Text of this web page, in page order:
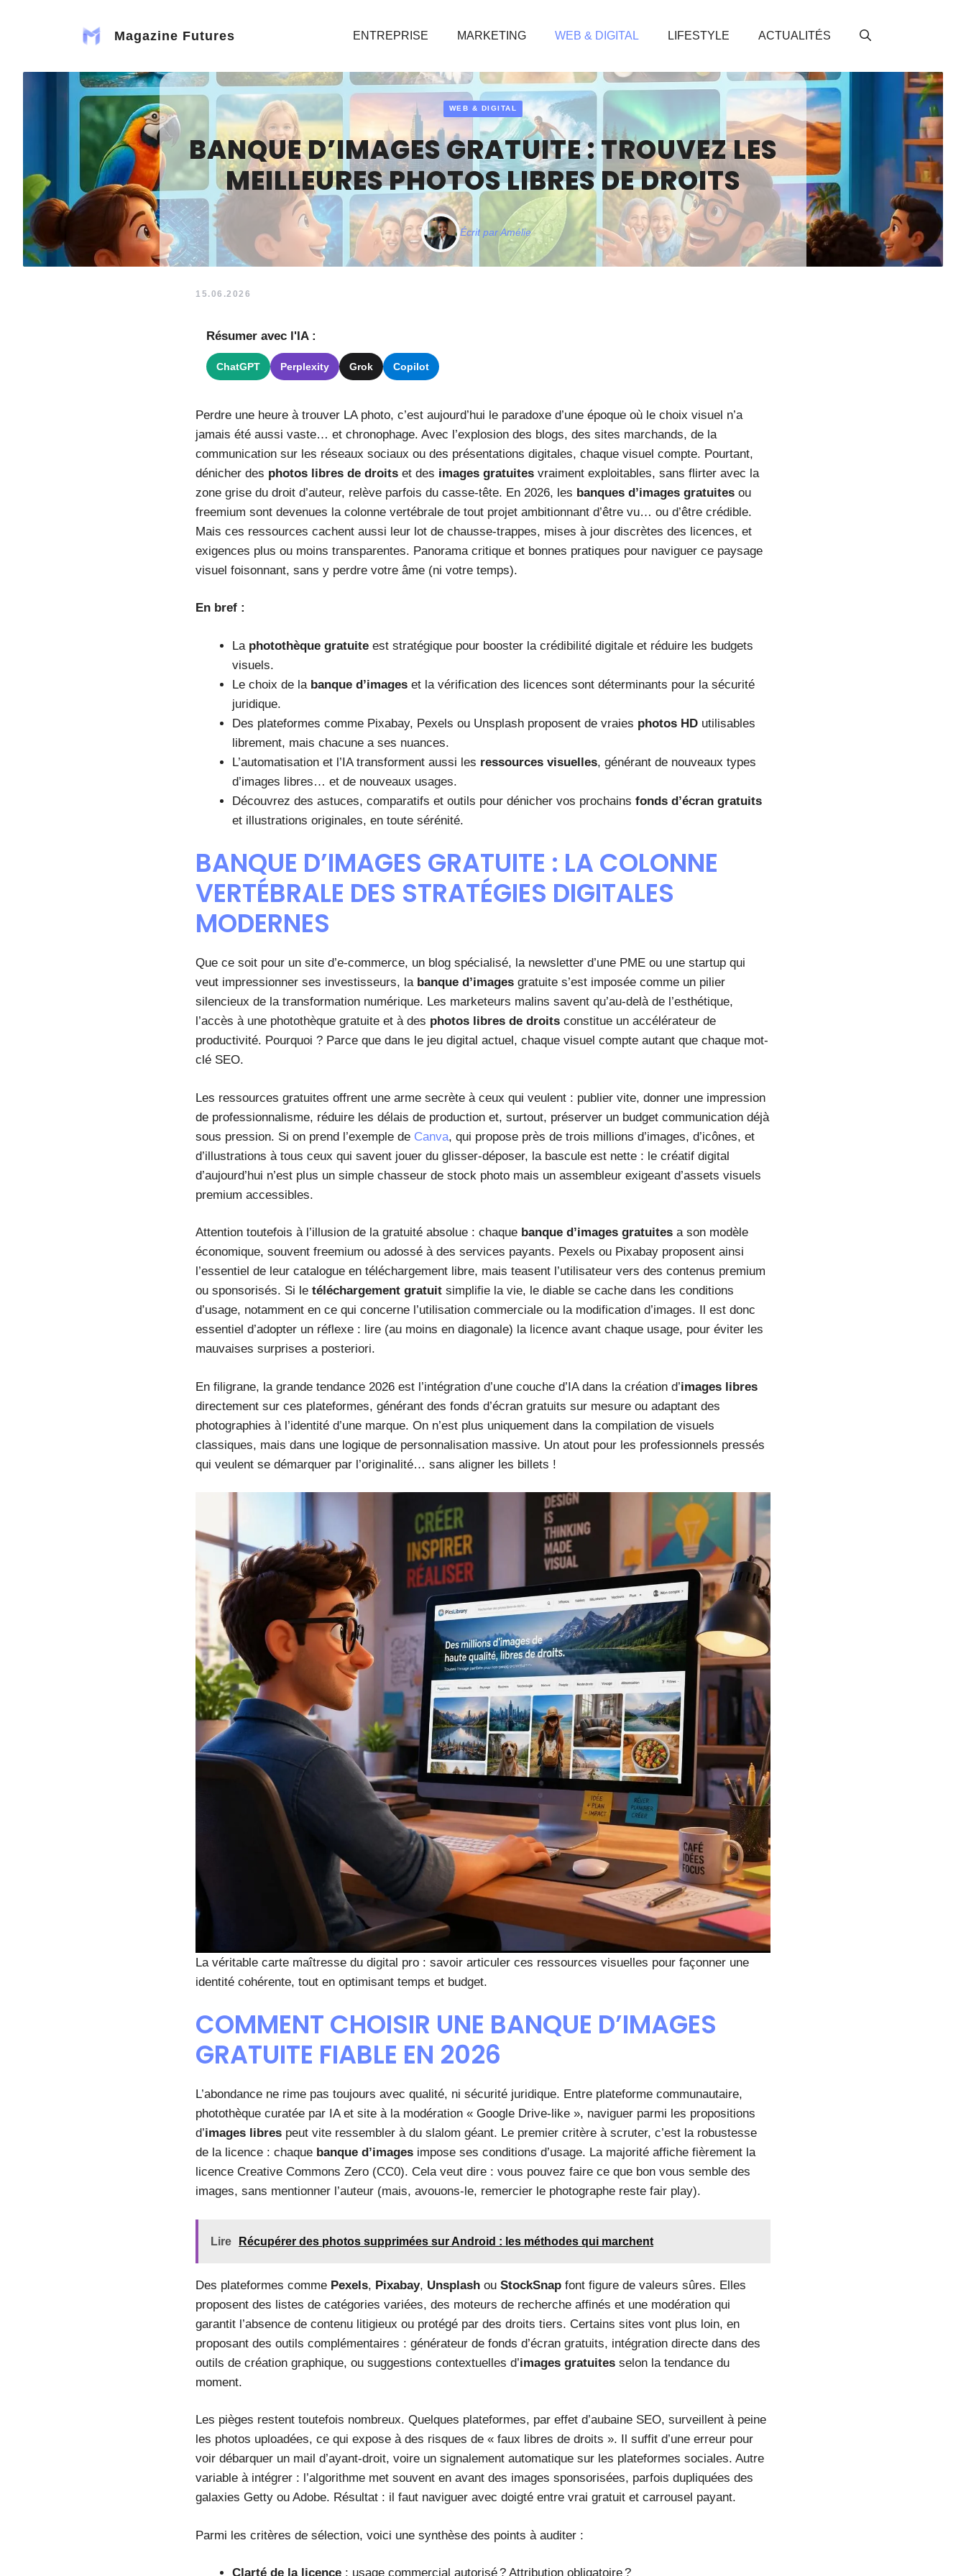
Magazine Futures ENTREPRISE MARKETING WEB & DIGITAL LIFESTYLE ACTUALITÉS
WEB & DIGITAL
BANQUE D’IMAGES GRATUITE : TROUVEZ LES
MEILLEURES PHOTOS LIBRES DE DROITS
Écrit parAmélie
15.06.2026
Résumer avec l'IA :
ChatGPT Perplexity Grok Copilot
Perdre une heure à trouver LA photo, c’est aujourd’hui le paradoxe d’une époque où le choix visuel n’a
jamais été aussi vaste… et chronophage. Avec l’explosion des blogs, des sites marchands, de la
communication sur les réseaux sociaux ou des présentations digitales, chaque visuel compte. Pourtant,
dénicher des photos libres de droits et des images gratuites vraiment exploitables, sans flirter avec la
zone grise du droit d’auteur, relève parfois du casse-tête. En 2026, les banques d’images gratuites ou
freemium sont devenues la colonne vertébrale de tout projet ambitionnant d’être vu… ou d’être crédible.
Mais ces ressources cachent aussi leur lot de chausse-trappes, mises à jour discrètes des licences, et
exigences plus ou moins transparentes. Panorama critique et bonnes pratiques pour naviguer ce paysage
visuel foisonnant, sans y perdre votre âme (ni votre temps).
En bref :
La photothèque gratuite est stratégique pour booster la crédibilité digitale et réduire les budgets
visuels.
Le choix de la banque d’images et la vérification des licences sont déterminants pour la sécurité
juridique.
Des plateformes comme Pixabay, Pexels ou Unsplash proposent de vraies photos HD utilisables
librement, mais chacune a ses nuances.
L’automatisation et l’IA transforment aussi les ressources visuelles, générant de nouveaux types
d’images libres… et de nouveaux usages.
Découvrez des astuces, comparatifs et outils pour dénicher vos prochains fonds d’écran gratuits
et illustrations originales, en toute sérénité.
BANQUE D’IMAGES GRATUITE : LA COLONNE
VERTÉBRALE DES STRATÉGIES DIGITALES
MODERNES
Que ce soit pour un site d’e-commerce, un blog spécialisé, la newsletter d’une PME ou une startup qui
veut impressionner ses investisseurs, la banque d’images gratuite s’est imposée comme un pilier
silencieux de la transformation numérique. Les marketeurs malins savent qu’au-delà de l’esthétique,
l’accès à une photothèque gratuite et à des photos libres de droits constitue un accélérateur de
productivité. Pourquoi ? Parce que dans le jeu digital actuel, chaque visuel compte autant que chaque mot-
clé SEO.
Les ressources gratuites offrent une arme secrète à ceux qui veulent : publier vite, donner une impression
de professionnalisme, réduire les délais de production et, surtout, préserver un budget communication déjà
sous pression. Si on prend l’exemple de Canva, qui propose près de trois millions d’images, d’icônes, et
d’illustrations à tous ceux qui savent jouer du glisser-déposer, la bascule est nette : le créatif digital
d’aujourd’hui n’est plus un simple chasseur de stock photo mais un assembleur exigeant d’assets visuels
premium accessibles.
Attention toutefois à l’illusion de la gratuité absolue : chaque banque d’images gratuites a son modèle
économique, souvent freemium ou adossé à des services payants. Pexels ou Pixabay proposent ainsi
l’essentiel de leur catalogue en téléchargement libre, mais teasent l’utilisateur vers des contenus premium
ou sponsorisés. Si le téléchargement gratuit simplifie la vie, le diable se cache dans les conditions
d’usage, notamment en ce qui concerne l’utilisation commerciale ou la modification d’images. Il est donc
essentiel d’adopter un réflexe : lire (au moins en diagonale) la licence avant chaque usage, pour éviter les
mauvaises surprises a posteriori.
En filigrane, la grande tendance 2026 est l’intégration d’une couche d’IA dans la création d’images libres
directement sur ces plateformes, générant des fonds d’écran gratuits sur mesure ou adaptant des
photographies à l’identité d’une marque. On n’est plus uniquement dans la compilation de visuels
classiques, mais dans une logique de personnalisation massive. Un atout pour les professionnels pressés
qui veulent se démarquer par l’originalité… sans aligner les billets !
La véritable carte maîtresse du digital pro : savoir articuler ces ressources visuelles pour façonner une
identité cohérente, tout en optimisant temps et budget.
COMMENT CHOISIR UNE BANQUE D’IMAGES
GRATUITE FIABLE EN 2026
L’abondance ne rime pas toujours avec qualité, ni sécurité juridique. Entre plateforme communautaire,
photothèque curatée par IA et site à la modération « Google Drive-like », naviguer parmi les propositions
d’images libres peut vite ressembler à du slalom géant. Le premier critère à scruter, c’est la robustesse
de la licence : chaque banque d’images impose ses conditions d’usage. La majorité affiche fièrement la
licence Creative Commons Zero (CC0). Cela veut dire : vous pouvez faire ce que bon vous semble des
images, sans mentionner l’auteur (mais, avouons-le, remercier le photographe reste fair play).
Lire Récupérer des photos supprimées sur Android : les méthodes qui marchent
Des plateformes comme Pexels, Pixabay, Unsplash ou StockSnap font figure de valeurs sûres. Elles
proposent des listes de catégories variées, des moteurs de recherche affinés et une modération qui
garantit l’absence de contenu litigieux ou protégé par des droits tiers. Certains sites vont plus loin, en
proposant des outils complémentaires : générateur de fonds d’écran gratuits, intégration directe dans des
outils de création graphique, ou suggestions contextuelles d’images gratuites selon la tendance du
moment.
Les pièges restent toutefois nombreux. Quelques plateformes, par effet d’aubaine SEO, surveillent à peine
les photos uploadées, ce qui expose à des risques de « faux libres de droits ». Il suffit d’une erreur pour
voir débarquer un mail d’ayant-droit, voire un signalement automatique sur les plateformes sociales. Autre
variable à intégrer : l’algorithme met souvent en avant des images sponsorisées, parfois dupliquées des
galaxies Getty ou Adobe. Résultat : il faut naviguer avec doigté entre vrai gratuit et carrousel payant.
Parmi les critères de sélection, voici une synthèse des points à auditer :
Clarté de la licence : usage commercial autorisé ? Attribution obligatoire ?